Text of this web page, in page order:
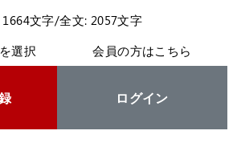
1664文字/全文: 2057文字
選択
会員の方はこちら
ログイン